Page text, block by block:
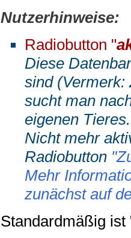
Nutzerhinweise:
Radiobutton "
Diese
sind (Vermerk:
sucht man
eigenen Tieres.
Nicht mehr
Radiobutton
Mehr
zunächst auf
Standardmäßig